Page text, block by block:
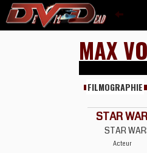
MAX
FILMOGRAPHIE
STAR
STAR
Acteur